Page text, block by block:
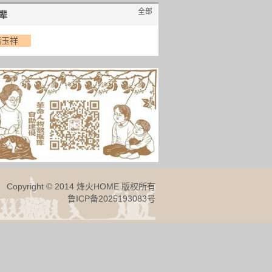
全部
祥
Copyright © 2014 烽火HOME 版权所有
鲁ICP备2025193083号